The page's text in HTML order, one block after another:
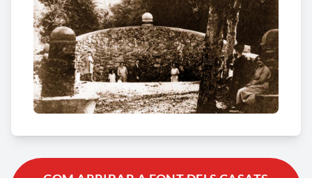
que donà nom al barri, únicament se’n conserven
les restes. Era una font àmplia, amb forma de
ferradura i amb uns bancs adossats als murs
laterals, tot construït amb maçoneria de pedra.
Quan l’any 1973 es va canalitzar el torrent del
esplanada. L’any 2006, en el punt on estava ubicada